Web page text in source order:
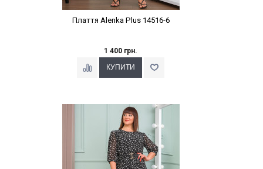
Плаття Alenka Plus 14516-6
1 400 грн.
Наклейки Варіант з %